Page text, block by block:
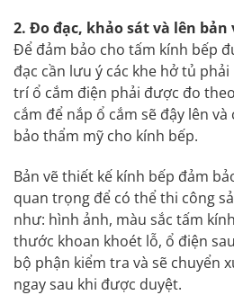
2. Đo đạc, khảo sát và lên bản
Để đảm bảo cho tấm kính bếp
đạc cần lưu ý các khe hở tủ
trí ổ cắm điện phải được đo
cắm để nắp ổ cắm sẽ đậy lên
bảo thẩm mỹ cho kính bếp.
Bản vẽ thiết kế kính bếp đảm
quan trọng để có thể thi công
như: hình ảnh, màu sắc tấm
thước khoan khoét lỗ, ổ điện
bộ phận kiểm tra và sẽ chuyển
ngay sau khi được duyệt.